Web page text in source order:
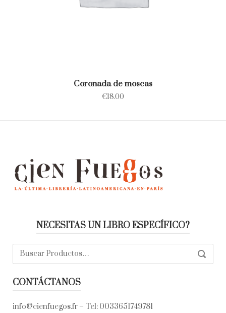
Coronada de moscas
€18.00
NECESITAS UN LIBRO ESPECÍFICO?
Buscar:
CONTÁCTANOS
info@cienfuegos.fr – Tel: 0033651749781